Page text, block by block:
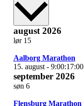
august 2026
lør 15
Aalborg Marathon
15. august - 9:00:17:00
september 2026
søn 6
Flensburg Marathon